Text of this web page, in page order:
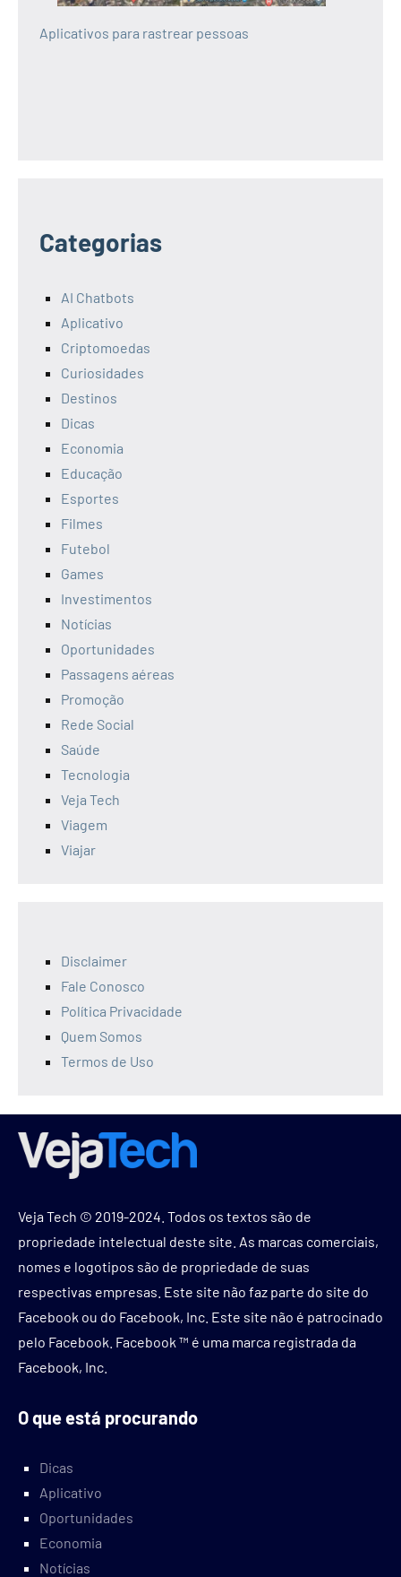
Aplicativos para rastrear pessoas
Categorias
AI Chatbots
Aplicativo
Criptomoedas
Curiosidades
Destinos
Dicas
Economia
Educação
Esportes
Filmes
Futebol
Games
Investimentos
Notícias
Oportunidades
Passagens aéreas
Promoção
Rede Social
Saúde
Tecnologia
Veja Tech
Viagem
Viajar
Disclaimer
Fale Conosco
Política Privacidade
Quem Somos
Termos de Uso
Veja Tech © 2019-2024. Todos os textos são de
propriedade intelectual deste site. As marcas comerciais,
nomes e logotipos são de propriedade de suas
respectivas empresas. Este site não faz parte do site do
Facebook ou do Facebook, Inc. Este site não é patrocinado
pelo Facebook. Facebook ™ é uma marca registrada da
Facebook, Inc.
O que está procurando
Dicas
Aplicativo
Oportunidades
Economia
Notícias